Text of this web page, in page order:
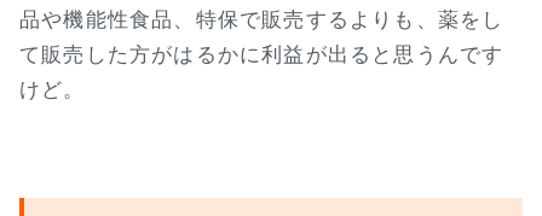
品や機能性食品、特保で販売するよりも、薬をし
て販売した方がはるかに利益が出ると思うんです
けど。